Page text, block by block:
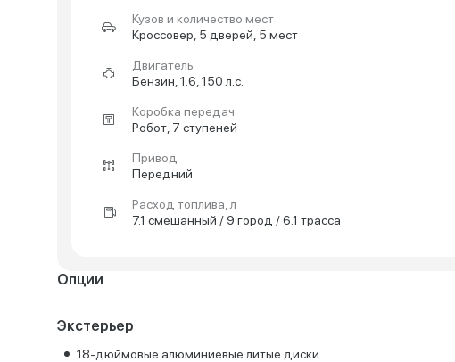
Кузов и количество мест
Кроссовер, 5 дверей, 5 мест
Двигатель
Бензин, 1.6, 150 л.с.
Коробка передач
Робот, 7 ступеней
Привод
Передний
Расход топлива, л
7.1 смешанный / 9 город / 6.1 трасса
Опции
Экстерьер
18-дюймовые алюминиевые литые диски